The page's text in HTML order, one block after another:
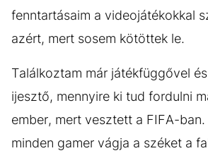
fenntartásaim a videojátékokkal
azért, mert sosem kötöttek le.
Találkoztam már játékfüggővel
ijesztő, mennyire ki tud fordulni
ember, mert vesztett a FIFA-ban.
minden gamer vágja a széket a